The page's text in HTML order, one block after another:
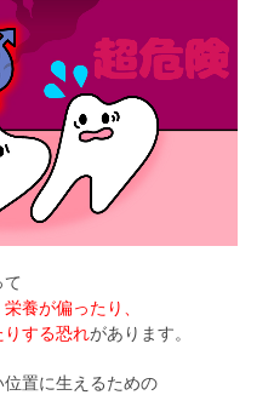
栄養が偏ったり、
りする恐れがあります。
置に生えるための